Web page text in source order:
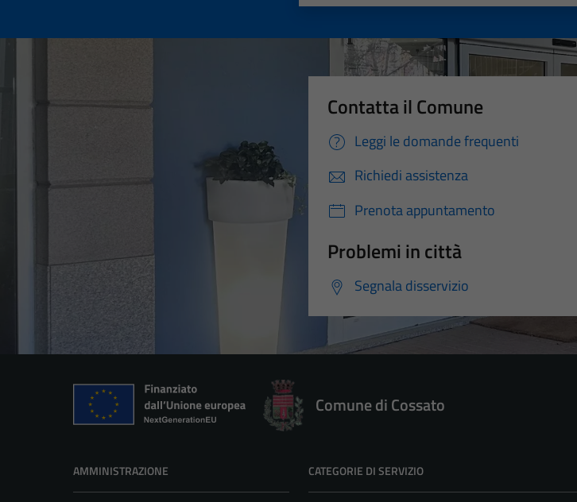
Contatta il Comune
Leggi le domande frequenti
Richiedi assistenza
Prenota appuntamento
Problemi in città
Segnala disservizio
Comune di Cossato
AMMINISTRAZIONE CATEGORIE DI SERVIZIO